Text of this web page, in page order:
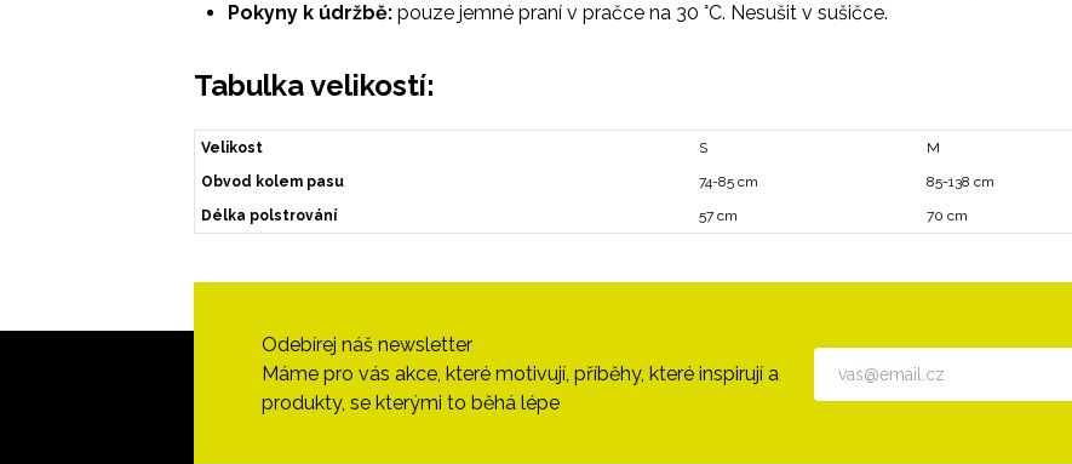
Pokyny k údržbě: pouze jemné praní v pračce na 30 °C. Nesušit v sušičce.
Tabulka velikostí:
Velikost S M
Obvod kolem pasu
74-85 cm 85-138 cm
Délka polstrování
57 cm 70 cm
Odebírej náš newsletter
Máme pro vás akce, které motivují, příběhy, které inspirují a
produkty, se kterými to běhá lépe